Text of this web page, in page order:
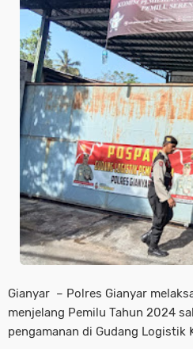
Gianyar – Polres Gianyar
menjelang Pemilu Tahun 2024
pengamanan di Gudang Logistik